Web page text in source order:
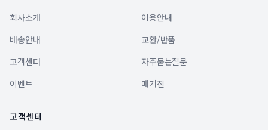
회사소개
이용안내
배송안내
교환/반품
고객센터
자주묻는질문
이벤트
매거진
고객센터